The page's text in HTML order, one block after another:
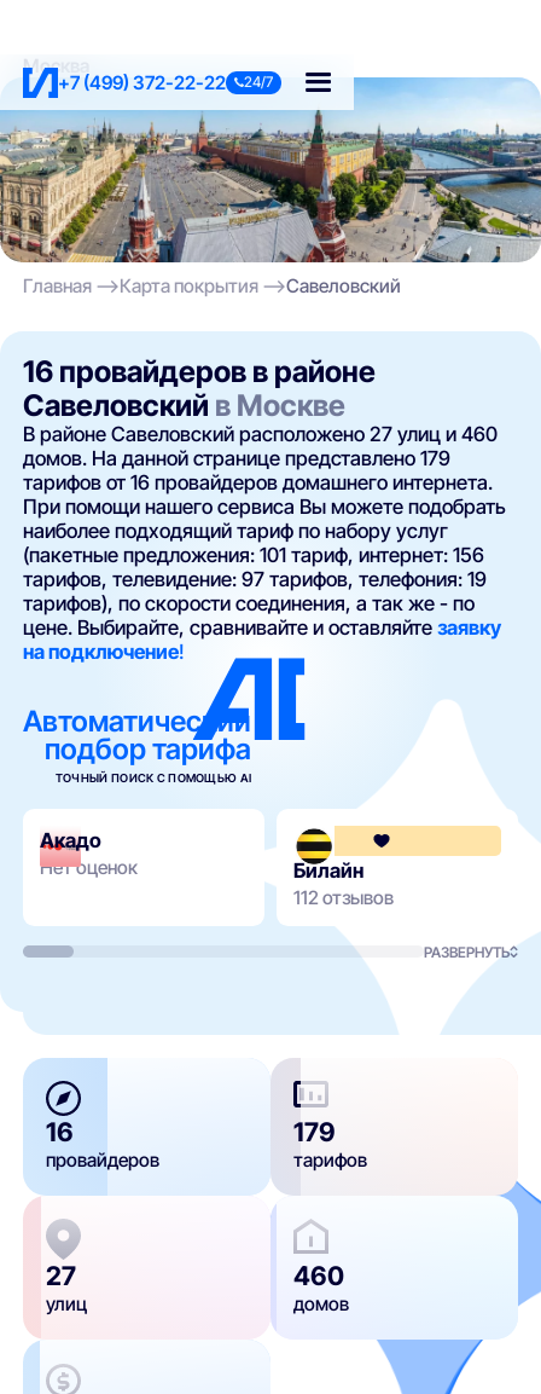
+7 (499) 372-22-22 24/7
Москва
Главная Карта покрытия Савеловский
16 провайдеров в районе
Савеловский в Москве
В районе Савеловский расположено 27 улиц и 460
домов. На данной странице представлено 179
тарифов от 16 провайдеров домашнего интернета.
При помощи нашего сервиса Вы можете подобрать
наиболее подходящий тариф по набору услуг
(пакетные предложения: 101 тариф, интернет: 156
тарифов, телевидение: 97 тарифов, телефония: 19
тарифов), по скорости соединения, а так же - по
цене. Выбирайте, сравнивайте и оставляйтезаявку
на подключение!
Автоматический
подбор тарифа
ТОЧНЫЙ ПОИСК С ПОМОЩЬЮ AI
Акадо
Нет оценок Билайн
112 отзывов
РАЗВЕРНУТЬ
16
провайдеров
179
тарифов
27
улиц
460
домов